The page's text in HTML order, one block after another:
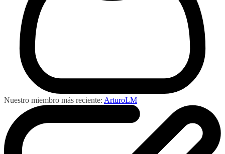
Nuestro miembro más reciente: ArturoLM